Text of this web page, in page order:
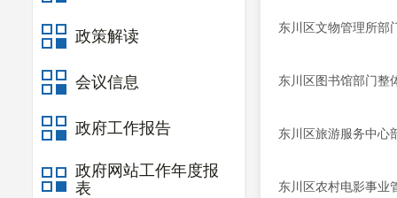
政策解读
会议信息
政府工作报告
政府网站工作年度报
表
东川区文物管理所部
东川区图书馆部门整
东川区旅游服务中心
东川区农村电影事业